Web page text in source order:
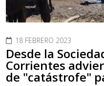
18 FEBRERO 2023
Desde la
Corrientes
de "catástrofe"